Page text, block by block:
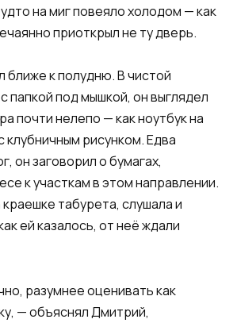
на миг повеяло холодом — как
приоткрыл не ту дверь.
ближе к полудню. В чистой
папкой под мышкой, он выглядел
почти нелепо — как ноутбук на
клубничным рисунком. Едва
он заговорил о бумагах,
к участкам в этом направлении.
табурета, слушала и
ей казалось, от неё ждали
разумнее оценивать как
— объяснял Дмитрий,